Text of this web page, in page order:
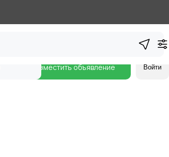
Разместить объявление Войти